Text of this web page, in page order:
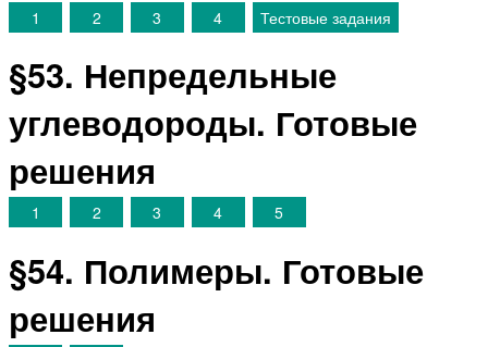
1 2 3 4 Тестовые задания
§53. Непредельные
углеводороды. Готовые
решения
1 2 3 4 5
§54. Полимеры. Готовые
решения